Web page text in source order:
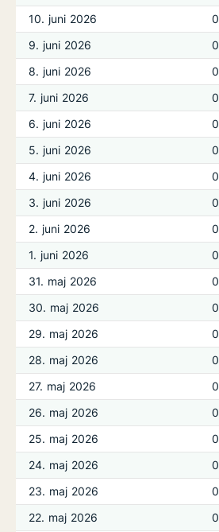
10. juni 2026
0
9. juni 2026
0
8. juni 2026
0
7. juni 2026
0
6. juni 2026
0
5. juni 2026
0
4. juni 2026
0
3. juni 2026
0
2. juni 2026
0
1. juni 2026
0
31. maj 2026
0
30. maj 2026
0
29. maj 2026
0
28. maj 2026
0
27. maj 2026
0
26. maj 2026
0
25. maj 2026
0
24. maj 2026
0
23. maj 2026
0
22. maj 2026
0